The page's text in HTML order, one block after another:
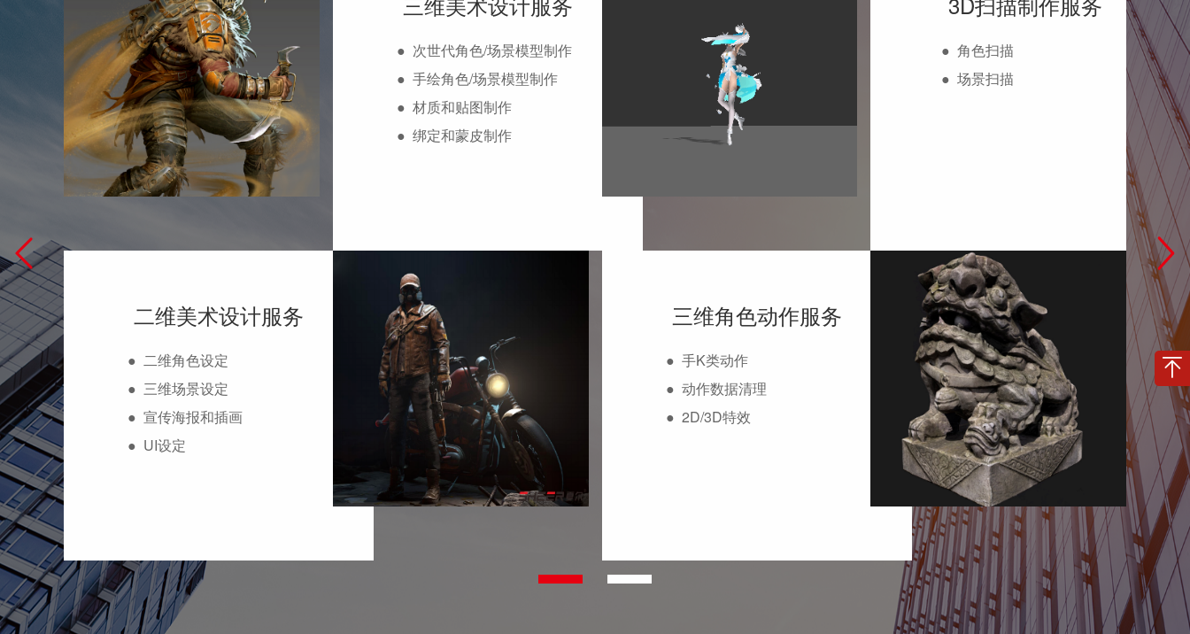
二维美术设计服务
● 二维角色设定
● 三维场景设定
● 宣传海报和插画
● UI设定
三维美术设计服务
● 次世代角色/场景模型制作
● 手绘角色/场景模型制作
● 材质和贴图制作
● 绑定和蒙皮制作
三维角色动作服务
●
手K类动作
● 动作数据清理
● 2D/3D特效
3D扫描制作服务
● 角色扫描
●场景扫描